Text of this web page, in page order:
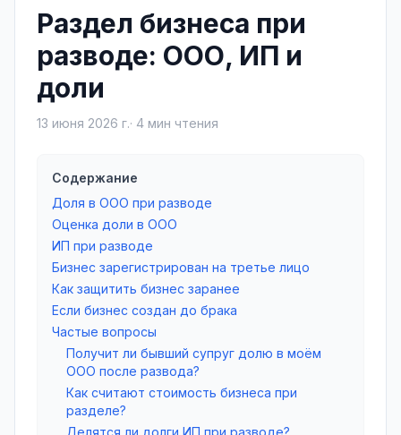
Раздел бизнеса при
разводе: ООО, ИП и
доли
13 июня 2026 г.· 4 мин чтения
Содержание
Доля в ООО при разводе
Оценка доли в ООО
ИП при разводе
Бизнес зарегистрирован на третье лицо
Как защитить бизнес заранее
Если бизнес создан до брака
Частые вопросы
Получит ли бывший супруг долю в моём
ООО после развода?
Как считают стоимость бизнеса при
разделе?
Делятся ли долги ИП при разводе?